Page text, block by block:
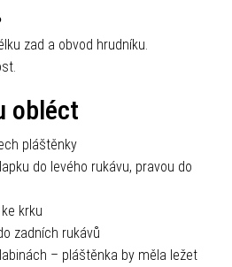
zad a obvod hrudníku.
obléct
pláštěnky
do levého rukávu, pravou do
krku
zadních rukávů
– pláštěnka by měla ležet